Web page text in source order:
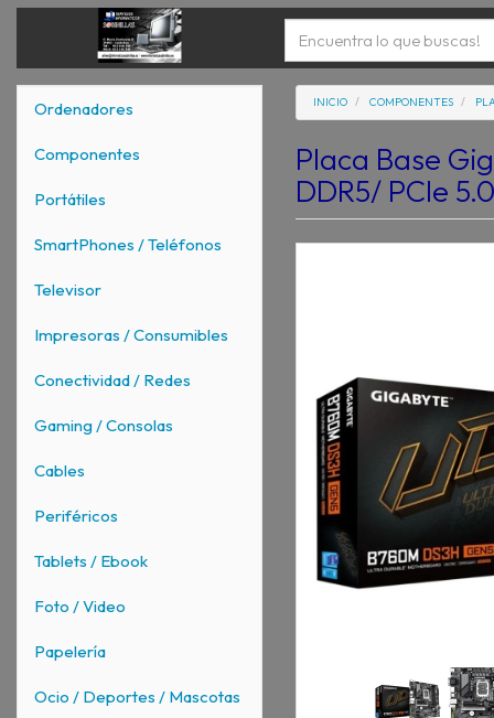
Ordenadores
Componentes
Portátiles
SmartPhones / Teléfonos
Televisor
Impresoras / Consumibles
Conectividad / Redes
Gaming / Consolas
Cables
Periféricos
Tablets / Ebook
Foto / Video
Papelería
Ocio / Deportes / Mascotas
INICIO COMPONENTES
Placa Base
DDR5/ PCIe